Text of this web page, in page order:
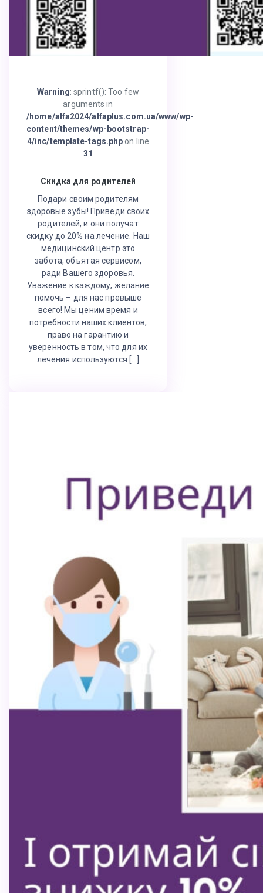
Warning: sprintf(): Too few
arguments in
/home/alfa2024/alfaplus.com.ua/www/wp-
content/themes/wp-bootstrap-
4/inc/template-tags.php on line
31
Скидка для родителей
Подари своим родителям
здоровые зубы! Приведи своих
родителей, и они получат
скидку до 20% на лечение. Наш
медицинский центр это
забота, объятая сервисом,
ради Вашего здоровья.
Уважение к каждому, желание
помочь – для нас превыше
всего! Мы ценим время и
потребности наших клиентов,
право на гарантию и
уверенность в том, что для их
лечения используются […]